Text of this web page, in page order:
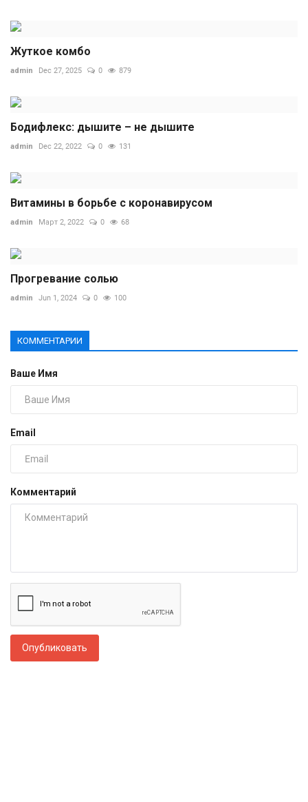
Жуткое комбо
admin Dec 27, 2025 0 879
Бодифлекс: дышите – не дышите
admin Dec 22, 2022 0 131
Витамины в борьбе с коронавирусом
admin Март 2, 2022 0 68
Прогревание солью
admin Jun 1, 2024 0 100
КОММЕНТАРИИ
Ваше Имя
Email
Комментарий
Опубликовать